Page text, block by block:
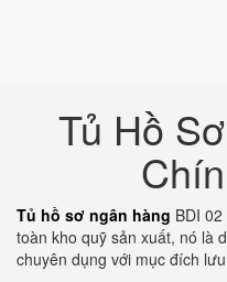
Tủ Hồ
Tủ hồ sơ ngân hàng BDI
toàn kho quỹ sản xuất, nó là
chuyên dụng với mục đích